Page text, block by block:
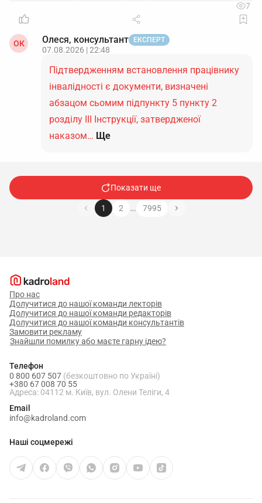
7
ОК Олеся, консультант ЕКСПЕРТ
07.08.2026 | 22:48
Підтвердженням встановлення працівнику
інвалідності є документи, визначені
абзацом сьомим підпункту 5 пункту 2
розділу ІІІ Інструкції, затвердженої
наказом… Ще
Показати ще
1 2 … 7995
Про нас
Долучитися до нашої команди лекторів
Долучитися до нашої команди редакторів
Долучитися до нашої команди консультантів
Замовити рекламу
Знайшли помилку або маєте гарну ідею?
Телефон
0 800 607 507 (безкоштовно по Україні)
+380 67 008 70 55
Адреса: 04112 м. Київ, вул. Олени Теліги, 4
Email
info@kadroland.com
Наші соцмережі